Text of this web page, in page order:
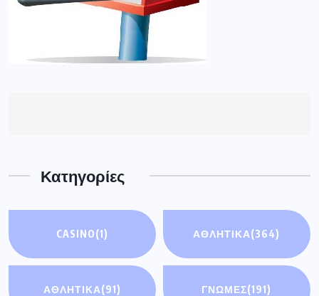
Κατηγορίες
CASINO(1) ΑΘΛΗΤΙΚΑ(364)
ΑΘΛΗΤΙΚΆ(91) ΓΝΩΜΕΣ(191)